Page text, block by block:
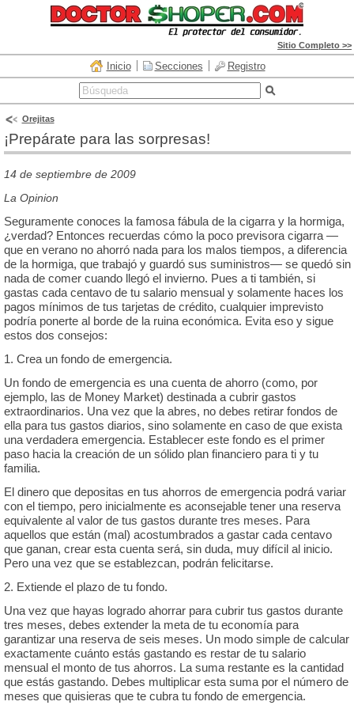
Sitio Completo >>
Inicio Secciones Registro
Orejitas
¡Prepárate para las sorpresas!
14 de septiembre de 2009
La Opinion
Seguramente conoces la famosa fábula de la cigarra y la hormiga,
¿verdad? Entonces recuerdas cómo la poco previsora cigarra —
que en verano no ahorró nada para los malos tiempos, a diferencia
de la hormiga, que trabajó y guardó sus suministros— se quedó sin
nada de comer cuando llegó el invierno. Pues a ti también, si
gastas cada centavo de tu salario mensual y solamente haces los
pagos mínimos de tus tarjetas de crédito, cualquier imprevisto
podría ponerte al borde de la ruina económica. Evita eso y sigue
estos dos consejos:
1. Crea un fondo de emergencia.
Un fondo de emergencia es una cuenta de ahorro (como, por
ejemplo, las de Money Market) destinada a cubrir gastos
extraordinarios. Una vez que la abres, no debes retirar fondos de
ella para tus gastos diarios, sino solamente en caso de que exista
una verdadera emergencia. Establecer este fondo es el primer
paso hacia la creación de un sólido plan financiero para ti y tu
familia.
El dinero que depositas en tus ahorros de emergencia podrá variar
con el tiempo, pero inicialmente es aconsejable tener una reserva
equivalente al valor de tus gastos durante tres meses. Para
aquellos que están (mal) acostumbrados a gastar cada centavo
que ganan, crear esta cuenta será, sin duda, muy difícil al inicio.
Pero una vez que se establezcan, podrán felicitarse.
2. Extiende el plazo de tu fondo.
Una vez que hayas logrado ahorrar para cubrir tus gastos durante
tres meses, debes extender la meta de tu economía para
garantizar una reserva de seis meses. Un modo simple de calcular
exactamente cuánto estás gastando es restar de tu salario
mensual el monto de tus ahorros. La suma restante es la cantidad
que estás gastando. Debes multiplicar esta suma por el número de
meses que quisieras que te cubra tu fondo de emergencia.